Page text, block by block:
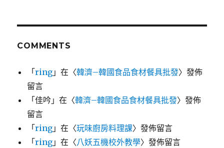
COMMENTS
「ring 」在〈韓濟–韓國食品食材餐具批發〉發佈
留言
「佳吟 」在〈韓濟–韓國食品食材餐具批發〉發佈
留言
「ring 」在〈玩味廚房料理課〉發佈留言
「ring 」在〈八妖五機校外教學〉發佈留言